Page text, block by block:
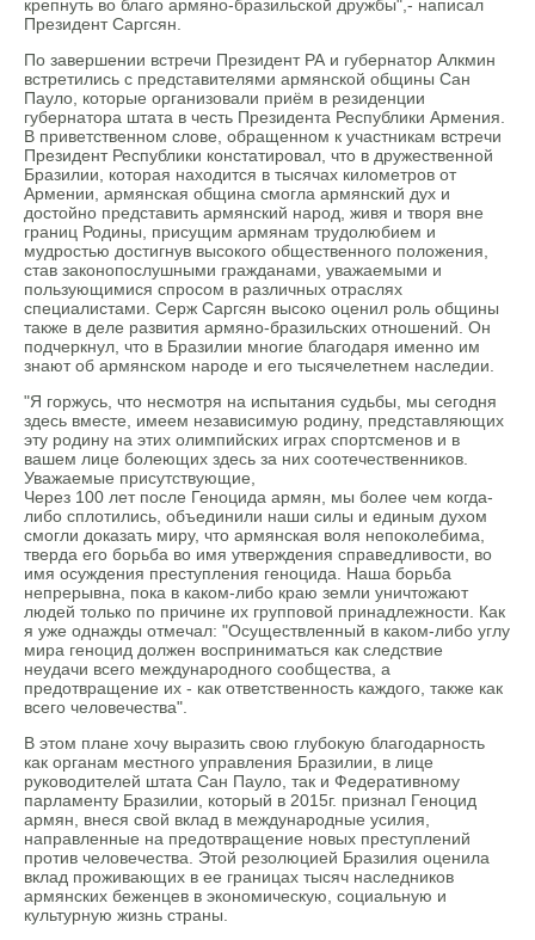
крепнуть во благо армяно-бразильской дружбы",- написал
Президент Саргсян.
По завершении встречи Президент РА и губернатор Алкмин
встретились с представителями армянской общины Сан
Пауло, которые организовали приём в резиденции
губернатора штата в честь Президента Республики Армения.
В приветственном слове, обращенном к участникам встречи
Президент Республики констатировал, что в дружественной
Бразилии, которая находится в тысячах километров от
Армении, армянская община смогла армянский дух и
достойно представить армянский народ, живя и творя вне
границ Родины, присущим армянам трудолюбием и
мудростью достигнув высокого общественного положения,
став законопослушными гражданами, уважаемыми и
пользующимися спросом в различных отраслях
специалистами. Серж Саргсян высоко оценил роль общины
также в деле развития армяно-бразильских отношений. Он
подчеркнул, что в Бразилии многие благодаря именно им
знают об армянском народе и его тысячелетнем наследии.
"Я горжусь, что несмотря на испытания судьбы, мы сегодня
здесь вместе, имеем независимую родину, представляющих
эту родину на этих олимпийских играх спортсменов и в
вашем лице болеющих здесь за них соотечественников.
Уважаемые присутствующие,
Через 100 лет после Геноцида армян, мы более чем когда-
либо сплотились, объединили наши силы и единым духом
смогли доказать миру, что армянская воля непоколебима,
тверда его борьба во имя утверждения справедливости, во
имя осуждения преступления геноцида. Наша борьба
непрерывна, пока в каком-либо краю земли уничтожают
людей только по причине их групповой принадлежности. Как
я уже однажды отмечал: "Осуществленный в каком-либо углу
мира геноцид должен восприниматься как следствие
неудачи всего международного сообщества, а
предотвращение их - как ответственность каждого, также как
всего человечества".
В этом плане хочу выразить свою глубокую благодарность
как органам местного управления Бразилии, в лице
руководителей штата Сан Пауло, так и Федеративному
парламенту Бразилии, который в 2015г. признал Геноцид
армян, внеся свой вклад в международные усилия,
направленные на предотвращение новых преступлений
против человечества. Этой резолюцией Бразилия оценила
вклад проживающих в ее границах тысяч наследников
армянских беженцев в экономическую, социальную и
культурную жизнь страны.